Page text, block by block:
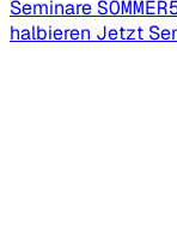
Seminare
halbieren Jetzt